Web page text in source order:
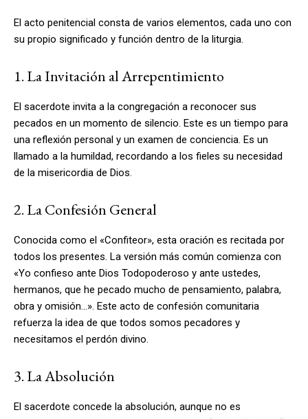
El acto penitencial consta de varios elementos, cada uno con
su propio significado y función dentro de la liturgia.
1. La Invitación al Arrepentimiento
El sacerdote invita a la congregación a reconocer sus
pecados en un momento de silencio. Este es un tiempo para
una reflexión personal y un examen de conciencia. Es un
llamado a la humildad, recordando a los fieles su necesidad
de la misericordia de Dios.
2. La Confesión General
Conocida como el «Confiteor», esta oración es recitada por
todos los presentes. La versión más común comienza con
«Yo confieso ante Dios Todopoderoso y ante ustedes,
hermanos, que he pecado mucho de pensamiento, palabra,
obra y omisión…». Este acto de confesión comunitaria
refuerza la idea de que todos somos pecadores y
necesitamos el perdón divino.
3. La Absolución
El sacerdote concede la absolución, aunque no es